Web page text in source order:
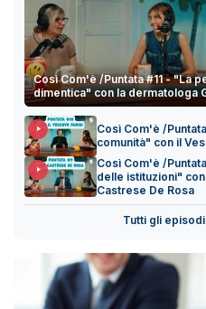
Così Com'è /Puntata #11 - "La
dimentica" con la dermatologa
Così Com'è /
comunità" con il
Così Com'è /
delle istituzioni"
Castrese De Rosa
Tutti gli episodi